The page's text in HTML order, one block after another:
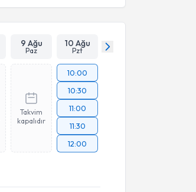
9 Ağu
Paz
10 Ağu
Pzt
Takvim
kapalıdır
10:00
10:30
11:00
11:30
12:00